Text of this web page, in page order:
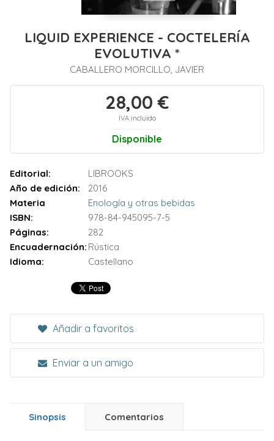
LIQUID EXPERIENCE - COCTELERÍA
EVOLUTIVA *
CABALLERO MORCILLO, JAVIER
28,00 €
IVA incluido
Disponible
Editorial:
LIBROOKS
Año de edición:
2016
Materia
Enología y otras bebidas
ISBN:
978-84-945095-7-5
Páginas:
282
Encuadernación: Rústica
Idioma:
Castellano
Añadir a favoritos
Enviar a un amigo
Sinopsis Comentarios